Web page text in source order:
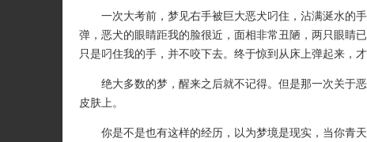
一次大考前，梦见右手被巨大恶犬叼住，沾满涎水的手
弹，恶犬的眼睛距我的脸很近，面相非常丑陋，两只眼睛
只是叼住我的手，并不咬下去。终于惊到从床上弹起来，才
绝大多数的梦，醒来之后就不记得。但是那一次关于恶
皮肤上。
你是不是也有这样的经历，以为梦境是现实，当你青天